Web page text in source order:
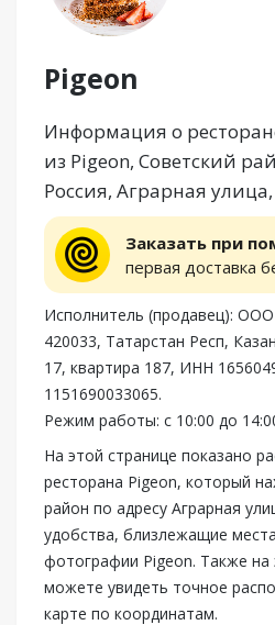
Pigeon
Информация о
из Pigeon, Советский
Россия, Аграрная
Заказать при
первая доставка
Исполнитель (продавец):
420033, Татарстан Респ,
17, квартира 187, ИНН
1151690033065.
Режим работы: с 10:00 до
На этой странице показано
ресторана Pigeon, который
район по адресу Аграрная
удобства, близлежащие
фотографии Pigeon. Также на
можете увидеть точное
карте по координатам.